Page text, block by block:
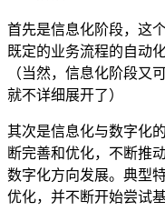
首先是信息化阶段，这
既定的业务流程的自动
（当然，信息化阶段又
就不详细展开了）
其次是信息化与数字化
断完善和优化，不断推
数字化方向发展。典型
优化，并不断开始尝试